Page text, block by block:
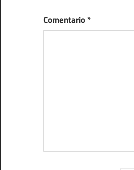
Comentario*